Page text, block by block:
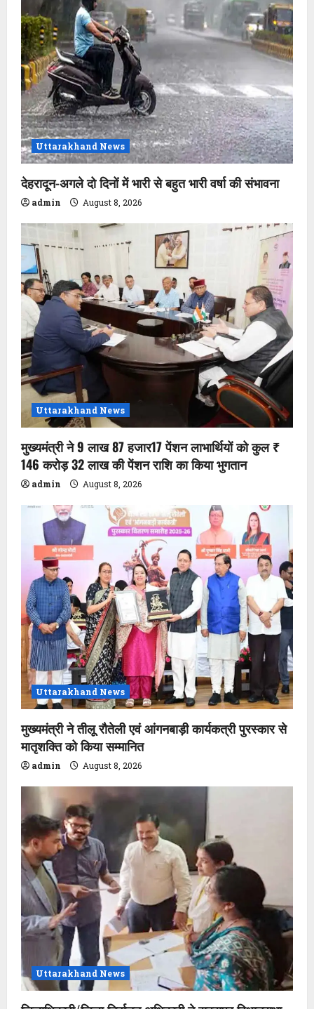
Uttarakhand News
देहरादून-अगले दो दिनों में भारी से बहुत भारी वर्षा की संभावना
admin August 8, 2026
Uttarakhand News
मुख्यमंत्री ने 9 लाख 87 हजार17 पेंशन लाभार्थियों को कुल ₹
146 करोड़ 32 लाख की पेंशन राशि का किया भुगतान
admin August 8, 2026
Uttarakhand News
मुख्यमंत्री ने तीलू रौतेली एवं आंगनबाड़ी कार्यकत्री पुरस्कार से
मातृशक्ति को किया सम्मानित
admin August 8, 2026
Uttarakhand News